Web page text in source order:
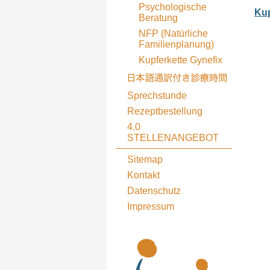
Psychologische
Beratung
NFP (Natürliche
Familienplanung)
Kupferkette Gynefix
Sprechstunde
Rezeptbestellung
4.0
STELLENANGEBOT
Sitemap
Kontakt
Datenschutz
Impressum